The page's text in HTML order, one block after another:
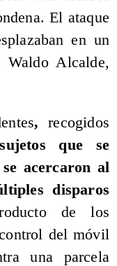
El ataque
en un
Alcalde,
,recogidos
que se
acercaron al
disparos
de los
del móvil
una parcela